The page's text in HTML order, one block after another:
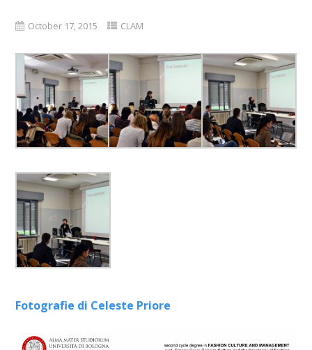
October 17, 2015 CLAM
Fotografie di Celeste Priore